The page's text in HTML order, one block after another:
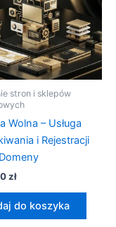
stron i sklepów
Wolna – Usługa
i Rejestracji
zł
do koszyka